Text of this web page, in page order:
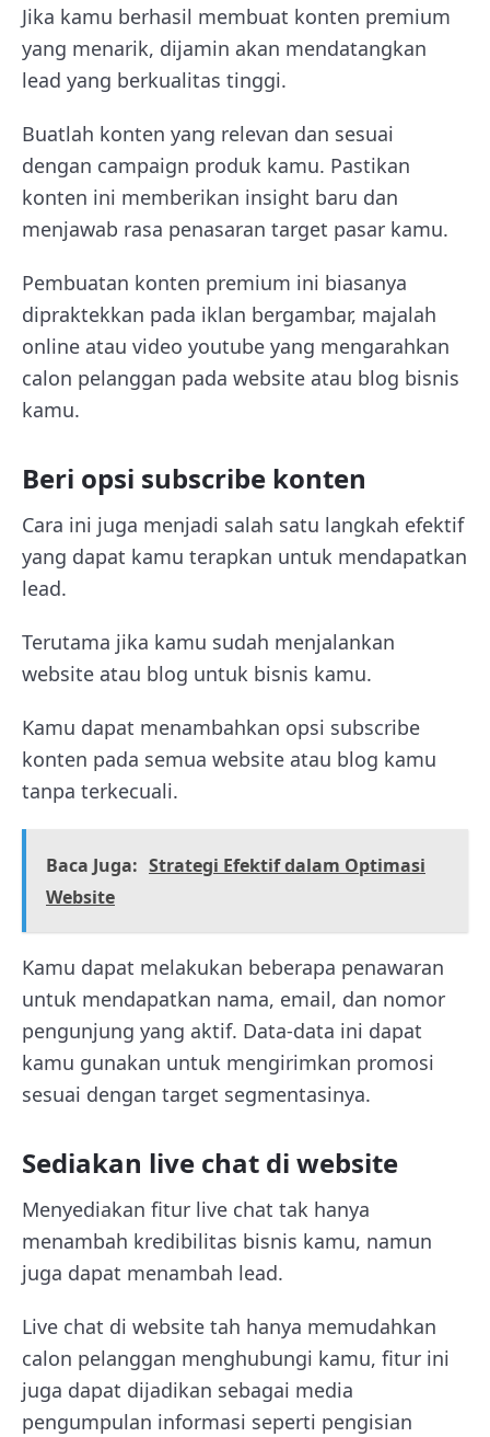
Jika kamu berhasil membuat konten premium
yang menarik, dijamin akan mendatangkan
lead yang berkualitas tinggi.
Buatlah konten yang relevan dan sesuai
dengan campaign produk kamu. Pastikan
konten ini memberikan insight baru dan
menjawab rasa penasaran target pasar kamu.
Pembuatan konten premium ini biasanya
dipraktekkan pada iklan bergambar, majalah
online atau video youtube yang mengarahkan
calon pelanggan pada website atau blog bisnis
kamu.
Beri opsi subscribe konten
Cara ini juga menjadi salah satu langkah efektif
yang dapat kamu terapkan untuk mendapatkan
lead.
Terutama jika kamu sudah menjalankan
website atau blog untuk bisnis kamu.
Kamu dapat menambahkan opsi subscribe
konten pada semua website atau blog kamu
tanpa terkecuali.
Baca Juga: Strategi Efektif dalam Optimasi
Website
Kamu dapat melakukan beberapa penawaran
untuk mendapatkan nama, email, dan nomor
pengunjung yang aktif. Data-data ini dapat
kamu gunakan untuk mengirimkan promosi
sesuai dengan target segmentasinya.
Sediakan live chat di website
Menyediakan fitur live chat tak hanya
menambah kredibilitas bisnis kamu, namun
juga dapat menambah lead.
Live chat di website tah hanya memudahkan
calon pelanggan menghubungi kamu, fitur ini
juga dapat dijadikan sebagai media
pengumpulan informasi seperti pengisian